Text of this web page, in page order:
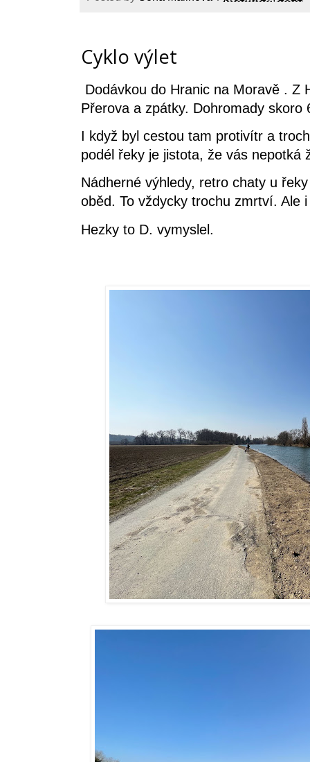
Cyklo výlet
Dodávkou do Hranic na Moravě . Z
Přerova a zpátky. Dohromady skoro
I když byl cestou tam protivítr a
podél řeky je jistota, že vás
Nádherné výhledy, retro chaty u
oběd. To vždycky trochu zmrtví. Ale
Hezky to D. vymyslel.